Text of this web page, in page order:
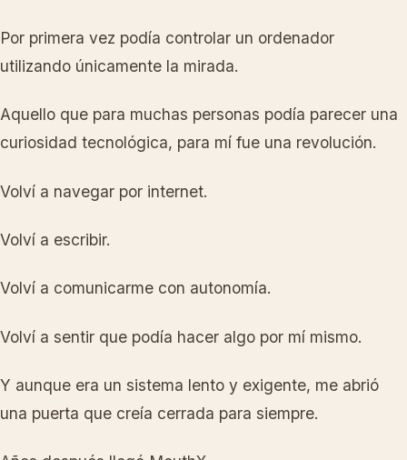
Por primera vez podía controlar un ordenador
utilizando únicamente la mirada.
Aquello que para muchas personas podía parecer una
curiosidad tecnológica, para mí fue una revolución.
Volví a navegar por internet.
Volví a escribir.
Volví a comunicarme con autonomía.
Volví a sentir que podía hacer algo por mí mismo.
Y aunque era un sistema lento y exigente, me abrió
una puerta que creía cerrada para siempre.